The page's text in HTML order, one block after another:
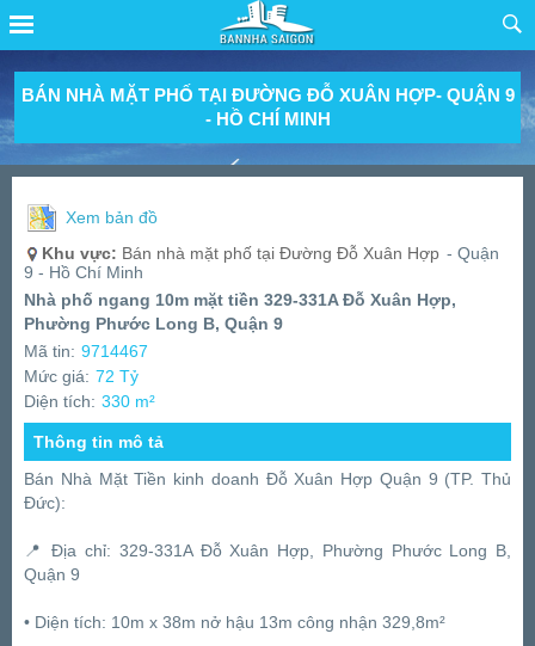
BÁN NHÀ MẶT PHỐ TẠI ĐƯỜNG ĐỖ XUÂN HỢP- QUẬN 9
- HỒ CHÍ MINH
Xem bản đồ
Khu vực: Bán nhà mặt phố tại Đường Đỗ Xuân Hợp - Quận
9 - Hồ Chí Minh
Nhà phố ngang 10m mặt tiền 329-331A Đỗ Xuân Hợp,
Phường Phước Long B, Quận 9
Mã tin: 9714467
Mức giá: 72 Tỷ
Diện tích: 330 m²
Thông tin mô tả
Bán Nhà Mặt Tiền kinh doanh Đỗ Xuân Hợp Quận 9 (TP. Thủ
Đức):
📍 Địa chỉ: 329-331A Đỗ Xuân Hợp, Phường Phước Long B,
Quận 9
• Diện tích: 10m x 38m nở hậu 13m công nhận 329,8m²